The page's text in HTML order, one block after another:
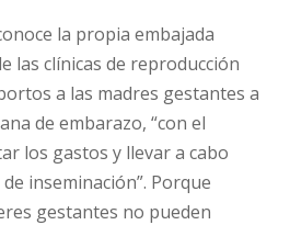
la propia embajada
las clínicas de reproducción
a las madres gestantes a
de embarazo, “con el
los gastos y llevar a cabo
inseminación”. Porque
gestantes no pueden